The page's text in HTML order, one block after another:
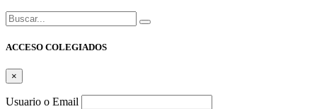
Buscar:
ACCESO COLEGIADOS
×
Usuario o Email